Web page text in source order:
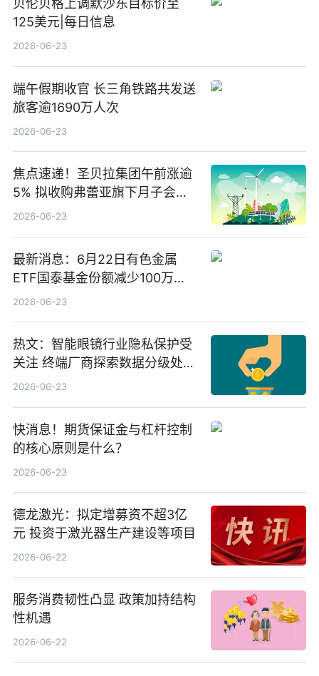
贝伦贝格上调默沙东目标价至
125美元|每日信息
2026-06-23
端午假期收官 长三角铁路共发送
旅客逾1690万人次
2026-06-23
焦点速递！圣贝拉集团午前涨逾
5% 拟收购弗蕾亚旗下月子会所
业务少数股权
2026-06-23
最新消息：6月22日有色金属
ETF国泰基金份额减少100万
份，重仓股紫金矿业、洛阳钼
2026-06-23
热文：智能眼镜行业隐私保护受
关注 终端厂商探索数据分级处理
等方案
2026-06-23
快消息！期货保证金与杠杆控制
的核心原则是什么？
2026-06-23
德龙激光：拟定增募资不超3亿
元 投资于激光器生产建设等项目
2026-06-22
服务消费韧性凸显 政策加持结构
性机遇
2026-06-22